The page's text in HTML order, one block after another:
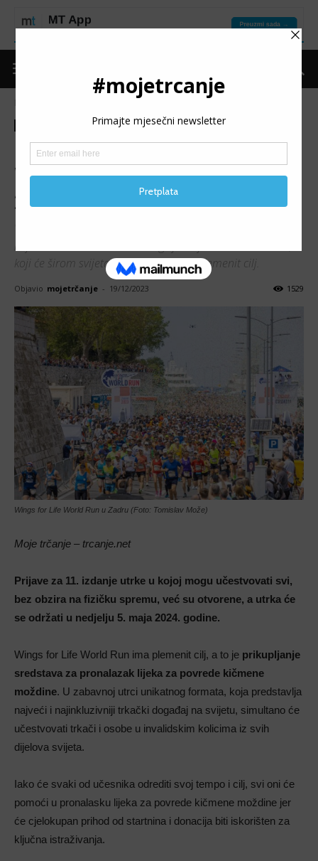
Izdvojeno Trke Najave Promo
Otvorene prijave za utrku
Wings For Life World Run
2024, trčat će se i u BiH
koji će širom svijeta zajedno trčati za plemenit cilj.
Objavio mojetrčanje - 19/12/2023 1529
Wings for Life World Run u Zadru (Foto: Tomislav Može)
Moje trčanje – trcanje.net
Prijave za 11. izdanje utrke u kojoj mogu učestvovati svi,
bez obzira na fizičku spremu, već su otvorene, a utrka će
se održati u nedjelju 5. maja 2024. godine.
Wings for Life World Run ima plemenit cilj, a to je prikupljanje
sredstava za pronalazak lijeka za povrede kičmene
moždine. U zabavnoj utrci unikatnog formata, koja predstavlja
najveći i najinkluzivniji trkački događaj na svijetu, simultano će
učestvovati trkači i osobe u invalidskim kolicima iz svih
dijelova svijeta.
Iako će svaki od učesnika odrediti svoj tempo i cilj, svi oni će
pomoći u pronalasku lijeka za povrede kičmene moždine jer
će cjelokupan prihod od startnina i donacija biti iskorišten za
ključna istraživanja.